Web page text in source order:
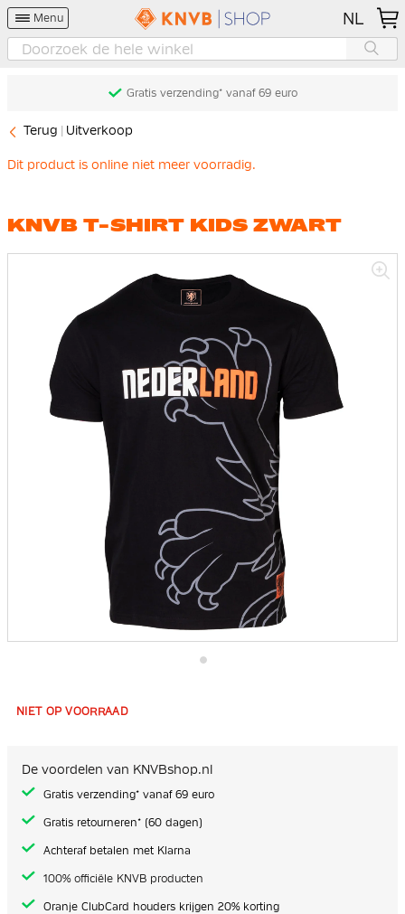
Menu NL
Gratis verzending* vanaf 69 euro
Terug Uitverkoop
Dit product is online niet meer voorradig.
KNVB T-SHIRT KIDS ZWART
afbeeldingen-
het
afbeeldingen-
gallerij
NIET OP VOORRAAD
De voordelen van KNVBshop.nl
Gratis verzending* vanaf 69 euro
Gratis retourneren* (60 dagen)
Achteraf betalen met Klarna
100% officiële KNVB producten
Oranje ClubCard houders krijgen 20% korting